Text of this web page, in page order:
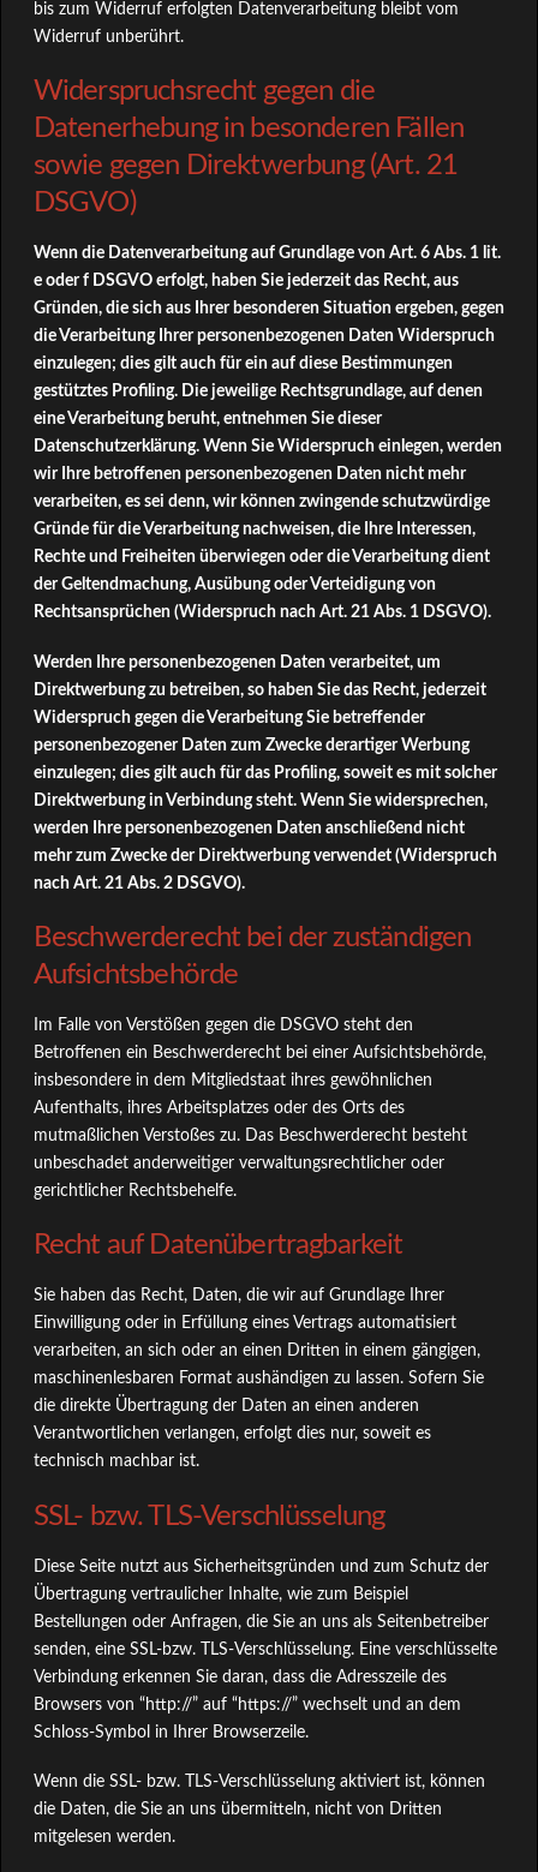
bis zum Widerruf erfolgten Datenverarbeitung bleibt vom
Widerruf unberührt.
Widerspruchsrecht gegen die
Datenerhebung in besonderen Fällen
sowie gegen Direktwerbung (Art. 21
DSGVO)
Wenn die Datenverarbeitung auf Grundlage von Art. 6 Abs. 1 lit.
e oder f DSGVO erfolgt, haben Sie jederzeit das Recht, aus
Gründen, die sich aus Ihrer besonderen Situation ergeben, gegen
die Verarbeitung Ihrer personenbezogenen Daten Widerspruch
einzulegen; dies gilt auch für ein auf diese Bestimmungen
gestütztes Profiling. Die jeweilige Rechtsgrundlage, auf denen
eine Verarbeitung beruht, entnehmen Sie dieser
Datenschutzerklärung. Wenn Sie Widerspruch einlegen, werden
wir Ihre betroffenen personenbezogenen Daten nicht mehr
verarbeiten, es sei denn, wir können zwingende schutzwürdige
Gründe für die Verarbeitung nachweisen, die Ihre Interessen,
Rechte und Freiheiten überwiegen oder die Verarbeitung dient
der Geltendmachung, Ausübung oder Verteidigung von
Rechtsansprüchen (Widerspruch nach Art. 21 Abs. 1 DSGVO).
Werden Ihre personenbezogenen Daten verarbeitet, um
Direktwerbung zu betreiben, so haben Sie das Recht, jederzeit
Widerspruch gegen die Verarbeitung Sie betreffender
personenbezogener Daten zum Zwecke derartiger Werbung
einzulegen; dies gilt auch für das Profiling, soweit es mit solcher
Direktwerbung in Verbindung steht. Wenn Sie widersprechen,
werden Ihre personenbezogenen Daten anschließend nicht
mehr zum Zwecke der Direktwerbung verwendet (Widerspruch
nach Art. 21 Abs. 2 DSGVO).
Beschwerderecht bei der zuständigen
Aufsichtsbehörde
Im Falle von Verstößen gegen die DSGVO steht den
Betroffenen ein Beschwerderecht bei einer Aufsichtsbehörde,
insbesondere in dem Mitgliedstaat ihres gewöhnlichen
Aufenthalts, ihres Arbeitsplatzes oder des Orts des
mutmaßlichen Verstoßes zu. Das Beschwerderecht besteht
unbeschadet anderweitiger verwaltungsrechtlicher oder
gerichtlicher Rechtsbehelfe.
Recht auf Datenübertragbarkeit
Sie haben das Recht, Daten, die wir auf Grundlage Ihrer
Einwilligung oder in Erfüllung eines Vertrags automatisiert
verarbeiten, an sich oder an einen Dritten in einem gängigen,
maschinenlesbaren Format aushändigen zu lassen. Sofern Sie
die direkte Übertragung der Daten an einen anderen
Verantwortlichen verlangen, erfolgt dies nur, soweit es
technisch machbar ist.
SSL- bzw. TLS-Verschlüsselung
Diese Seite nutzt aus Sicherheitsgründen und zum Schutz der
Übertragung vertraulicher Inhalte, wie zum Beispiel
Bestellungen oder Anfragen, die Sie an uns als Seitenbetreiber
senden, eine SSL-bzw. TLS-Verschlüsselung. Eine verschlüsselte
Verbindung erkennen Sie daran, dass die Adresszeile des
Browsers von “http://” auf “https://” wechselt und an dem
Schloss-Symbol in Ihrer Browserzeile.
Wenn die SSL- bzw. TLS-Verschlüsselung aktiviert ist, können
die Daten, die Sie an uns übermitteln, nicht von Dritten
mitgelesen werden.